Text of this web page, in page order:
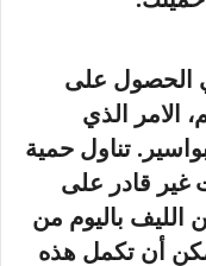
الحصول على
الامر الذي
تناول حمية
غير قادر على
إلى 35 غرام من الليف باليوم من
أن تكمل هذه